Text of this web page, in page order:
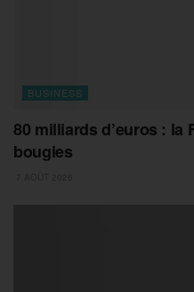
BUSINESS
80 milliards d’euros : la
bougies